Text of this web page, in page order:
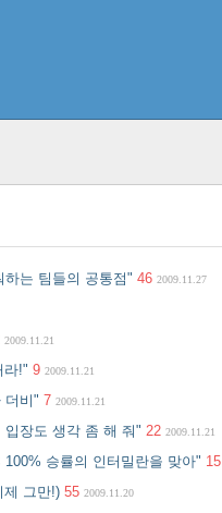
는 팀들의 공통점" 46 2009.11.27
2009.11.21
라!" 9 2009.11.21
더비" 7 2009.11.21
장도 생각 좀 해 줘" 22 2009.11.21
승률의 인터밀란을 맞아" 15
제 그만!) 55 2009.11.20